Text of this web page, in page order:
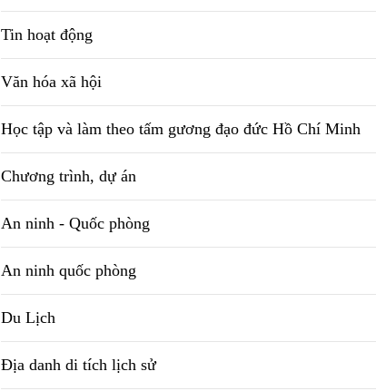
Tin hoạt động
Văn hóa xã hội
Học tập và làm theo tấm gương đạo đức Hồ Chí Minh
Chương trình, dự án
An ninh - Quốc phòng
An ninh quốc phòng
Du Lịch
Địa danh di tích lịch sử